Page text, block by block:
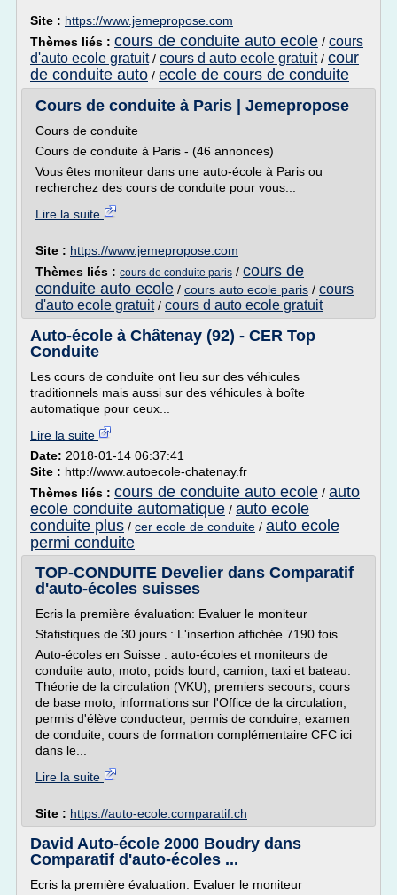
Site : https://www.jemepropose.com
Thèmes liés : cours de conduite auto ecole / cours
d'auto ecole gratuit/ cours d auto ecole gratuit/ cour
de conduite auto / ecole de cours de conduite
Cours de conduite à Paris | Jemepropose
Cours de conduite
Cours de conduite à Paris - (46 annonces)
Vous êtes moniteur dans une auto-école à Paris ou
recherchez des cours de conduite pour vous...
Lire la suite
Site : https://www.jemepropose.com
Thèmes liés : cours de conduite paris / cours de
conduite auto ecole / cours auto ecole paris / cours
d'auto ecole gratuit/ cours d auto ecole gratuit
Auto-école à Châtenay (92) - CER Top
Conduite
Les cours de conduite ont lieu sur des véhicules
traditionnels mais aussi sur des véhicules à boîte
automatique pour ceux...
Lire la suite
Date: 2018-01-14 06:37:41
Site : http://www.autoecole-chatenay.fr
Thèmes liés : cours de conduite auto ecole / auto
ecole conduite automatique / auto ecole
conduite plus / cer ecole de conduite / auto ecole
permi conduite
TOP-CONDUITE Develier dans Comparatif
d'auto-écoles suisses
Ecris la première évaluation: Evaluer le moniteur
Statistiques de 30 jours : L'insertion affichée 7190 fois.
Auto-écoles en Suisse : auto-écoles et moniteurs de
conduite auto, moto, poids lourd, camion, taxi et bateau.
Théorie de la circulation (VKU), premiers secours, cours
de base moto, informations sur l'Office de la circulation,
permis d'élève conducteur, permis de conduire, examen
de conduite, cours de formation complémentaire CFC ici
dans le...
Lire la suite
Site : https://auto-ecole.comparatif.ch
David Auto-école 2000 Boudry dans
Comparatif d'auto-écoles ...
Ecris la première évaluation: Evaluer le moniteur